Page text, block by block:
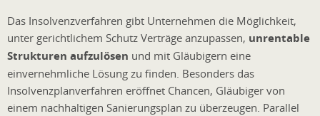
Das Insolvenzverfahren gibt Unternehmen die Möglichkeit,
unter gerichtlichem Schutz Verträge anzupassen, unrentable
Strukturen aufzulösen und mit Gläubigern eine
einvernehmliche Lösung zu finden. Besonders das
Insolvenzplanverfahren eröffnet Chancen, Gläubiger von
einem nachhaltigen Sanierungsplan zu überzeugen. Parallel